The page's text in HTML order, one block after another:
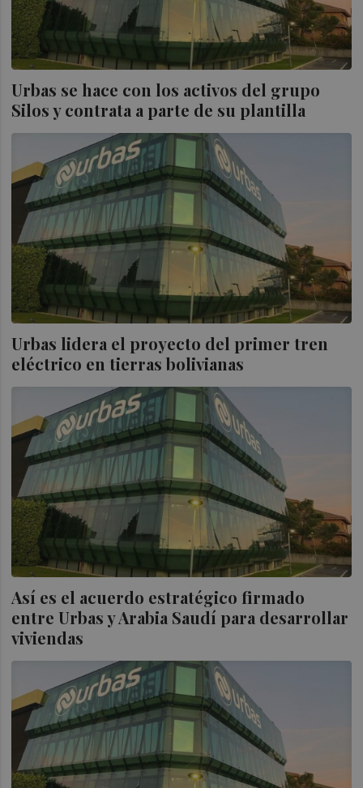
Urbas se hace con los activos del grupo
Silos y contrata a parte de su plantilla
Urbas lidera el proyecto del primer tren
eléctrico en tierras bolivianas
Así es el acuerdo estratégico firmado
entre Urbas y Arabia Saudí para desarrollar
viviendas